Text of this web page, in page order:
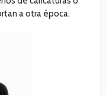
a otra época.